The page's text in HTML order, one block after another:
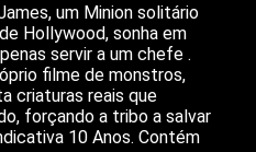
um Minion solitário
Hollywood, sonha em
servir a um chefe .
filme de monstros,
criaturas reais que
forçando a tribo a salvar
10 Anos. Contém